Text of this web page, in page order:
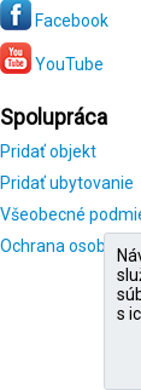
Facebook
YouTube
Spolupráca
Pridať objekt
Pridať ubytovanie
Všeobecné
Ochrana osobných
s